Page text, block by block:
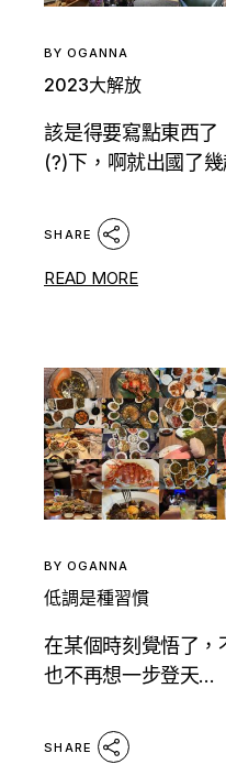
BY OGANNA
2023大解放
該是得要寫點東西了
(?)下，啊就出國了
SHARE
READ MORE
BY OGANNA
低調是種習慣
在某個時刻覺悟了，
也不再想一步登天...
SHARE